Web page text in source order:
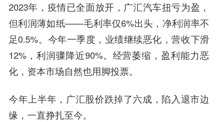
2023年，疫情已全面放开，广汇汽车扭亏为盈，
但利润薄如纸——毛利率仅6%出头，净利润率不
足0.5%。今年一季度，业绩继续恶化，营收下滑
12%，利润骤降近90%。经营萎缩，盈利能力恶
化，资本市场自然也用脚投票。
今年上半年，广汇股价跌掉了六成，陷入退市边
缘，一直挣扎至今。